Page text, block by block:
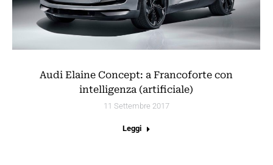
Audi Elaine Concept: a Francoforte con
intelligenza (artificiale)
11 Settembre 2017
Leggi